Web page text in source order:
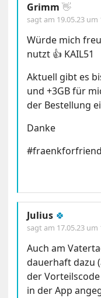
Grimm 👋
sagt am 19.05.23 um
Würde mich
nutzt 👍 KAIL51
Aktuell gibt es
und +3GB für
der Bestellung
Danke
Julius 🍀
sagt am 17.05.23 um
Auch am
dauerhaft dazu
der Vorteilscode
in der App